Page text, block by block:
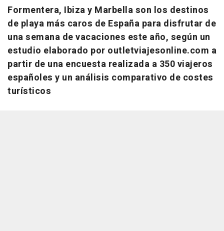
Formentera, Ibiza y Marbella son los destinos
de playa más caros de España para disfrutar de
una semana de vacaciones este año, según un
estudio elaborado por outletviajesonline.com a
partir de una encuesta realizada a 350 viajeros
españoles y un análisis comparativo de costes
turísticos